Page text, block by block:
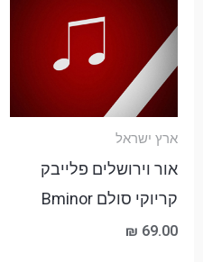
ארץ ישראל
אור וירושלים פלייבק
קריוקי סולם Bminor
₪ 69.00